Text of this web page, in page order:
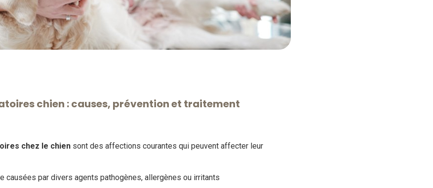
chien : causes, prévention et traitement
chez le chien sont des affections courantes qui peuvent affecter leur
causées par divers agents pathogènes, allergènes ou irritants